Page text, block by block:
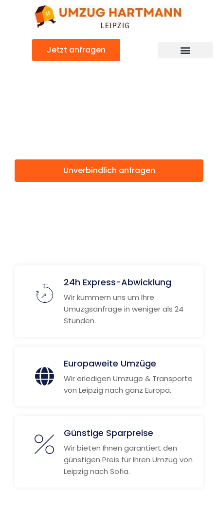
Jetzt anfragen
Unverbindlich anfragen
24h Express-Abwicklung
Wir kümmern uns um Ihre
Umuzgsanfrage in weniger als 24
Stunden.
Europaweite Umzüge
Wir erledigen Umzüge & Transporte
von Leipzig nach ganz Europa.
Günstige Sparpreise
Wir bieten Ihnen garantiert den
günstigen Preis für Ihren Umzug von
Leipzig nach Sofia.